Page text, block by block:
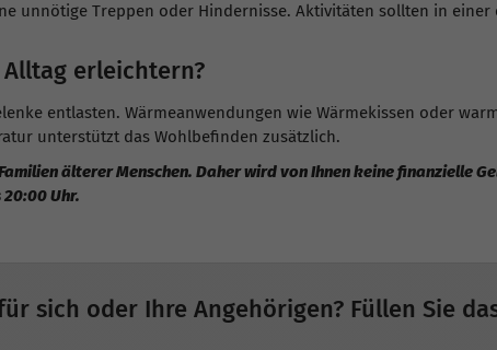
unnötige Treppen oder Hindernisse. Aktivitäten sollten in
erleichtern?
entlasten. Wärmeanwendungen wie Wärmekissen oder
unterstützt das Wohlbefinden zusätzlich.
älterer Menschen. Daher wird von Ihnen keine finanzielle
Uhr.
sich oder Ihre Angehörigen? Füllen Sie